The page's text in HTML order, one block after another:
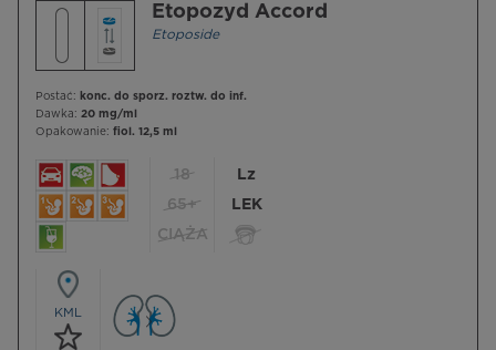
Etopozyd Accord
Etoposide
Postać: konc. do sporz. roztw. do inf.
Dawka: 20 mg/ml
Opakowanie: fiol. 12,5 ml
18
65+
CIĄŻA
Lz
LEK
KML